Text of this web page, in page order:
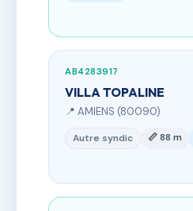
AB4283917
VILLA TOPALINE
📍 AMIENS (80090)
Autre syndic 📏 88 m